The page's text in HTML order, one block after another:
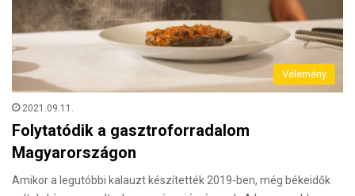
Vélemény
2021.09.11.
Folytatódik a gasztroforradalom
Magyarországon
Amikor a legutóbbi kalauzt készítették 2019-ben, még békeidők